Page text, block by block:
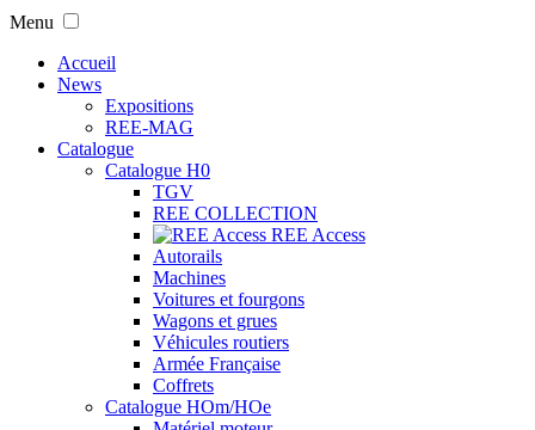
Menu
Accueil
News
Expositions
REE-MAG
Catalogue
Catalogue H0
TGV
REE COLLECTION
REE Access
Autorails
Machines
Voitures et fourgons
Wagons et grues
Véhicules routiers
Armée Française
Coffrets
Catalogue HOm/HOe